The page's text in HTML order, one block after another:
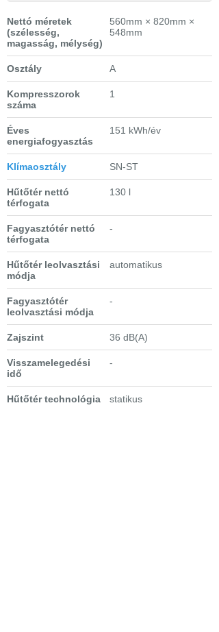
Nettó méretek
(szélesség,
magasság, mélység)
560mm × 820mm ×
548mm
Osztály A
Kompresszorok
száma
1
Éves
energiafogyasztás
151 kWh/év
Klímaosztály SN-ST
Hűtőtér nettó
térfogata
130 l
Fagyasztótér nettó
térfogata
-
Hűtőtér leolvasztási
módja
automatikus
Fagyasztótér
leolvasztási módja
-
Zajszint 36 dB(A)
Visszamelegedési
idő
-
Hűtőtér technológia statikus